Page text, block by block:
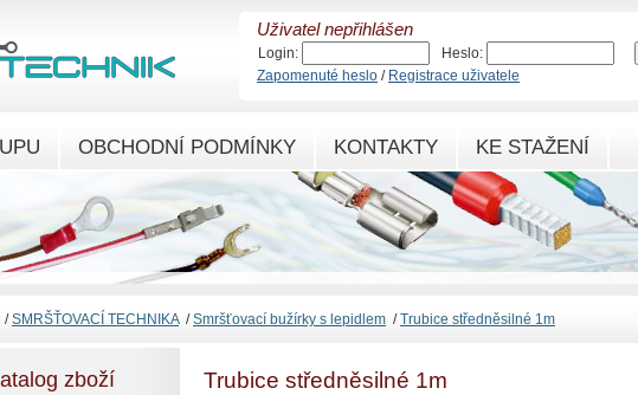
Trubice středněsilné 1m
zboží
/SMRŠŤOVACÍ TECHNIKA/Smršťovací bužírky s lepidlem /Trubice středněsilné 1m
OBCHODNÍ PODMÍNKY KONTAKTY KE STAŽENÍ
Uživatel nepřihlášen
Login:
Heslo:
Zapomenuté heslo / Registrace uživatele